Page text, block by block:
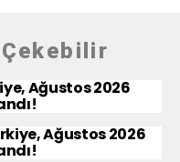
Ağustos 2026
Ağustos 2026